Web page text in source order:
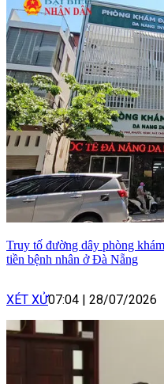
Truy tố đường dây phòng
tiền bệnh nhân ở Đà Nẵng
XÉT XỬ07:04 | 28/07/2026